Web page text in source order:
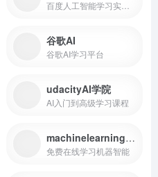
谷歌AI
谷歌AI学习平台
udacityAI学院
AI入门到高级学习课程
machinelearningmastery
免费在线学习机器智能